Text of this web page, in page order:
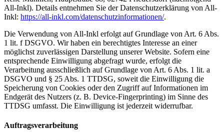
All-Inkl). Details entnehmen Sie der Datenschutzerklärung von All-
Inkl: https://all-inkl.com/datenschutzinformationen/.
Die Verwendung von All-Inkl erfolgt auf Grundlage von Art. 6 Abs.
1 lit. f DSGVO. Wir haben ein berechtigtes Interesse an einer
möglichst zuverlässigen Darstellung unserer Website. Sofern eine
entsprechende Einwilligung abgefragt wurde, erfolgt die
Verarbeitung ausschließlich auf Grundlage von Art. 6 Abs. 1 lit. a
DSGVO und § 25 Abs. 1 TTDSG, soweit die Einwilligung die
Speicherung von Cookies oder den Zugriff auf Informationen im
Endgerät des Nutzers (z. B. Device-Fingerprinting) im Sinne des
TTDSG umfasst. Die Einwilligung ist jederzeit widerrufbar.
Auftragsverarbeitung